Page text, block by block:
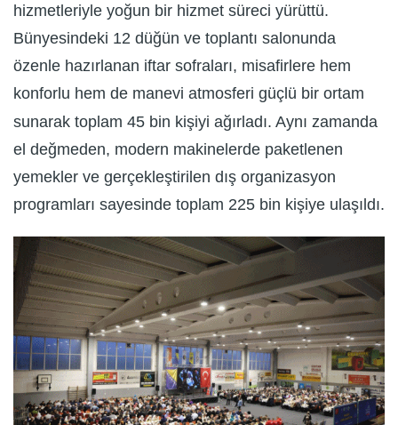
hizmetleriyle yoğun bir hizmet süreci yürüttü.
Bünyesindeki 12 düğün ve toplantı salonunda
özenle hazırlanan iftar sofraları, misafirlere hem
konforlu hem de manevi atmosferi güçlü bir ortam
sunarak toplam 45 bin kişiyi ağırladı. Aynı zamanda
el değmeden, modern makinelerde paketlenen
yemekler ve gerçekleştirilen dış organizasyon
programları sayesinde toplam 225 bin kişiye ulaşıldı.